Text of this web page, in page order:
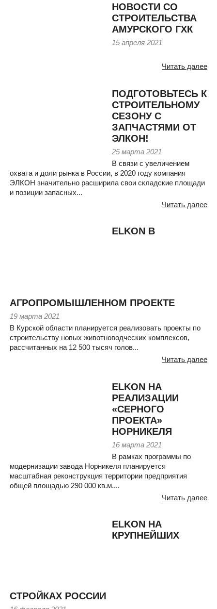
НОВОСТИ СО
СТРОИТЕЛЬСТВА
АМУРСКОГО ГХК
15 апреля 2021
Читать далее
ПОДГОТОВЬТЕСЬ К
СТРОИТЕЛЬНОМУ
СЕЗОНУ С
ЗАПЧАСТЯМИ ОТ
ЭЛКОН!
25 марта 2021
В связи с увеличением
охвата и доли рынка в России, в 2020 году компания
ЭЛКОН значительно расширила свои складские площади
и позиции запасных...
Читать далее
ELKON В
АГРОПРОМЫШЛЕННОМ ПРОЕКТЕ
19 марта 2021
В Курской области планируется реализовать проекты по
строительству новых животноводческих комплексов,
рассчитанных на 12 500 тысяч голов...
Читать далее
ELKON НА
РЕАЛИЗАЦИИ
«СЕРНОГО
ПРОЕКТА»
НОРНИКЕЛЯ
16 марта 2021
В рамках программы по
модернизации завода Норникеля планируется
масштабная реконструкция территории предприятия
общей площадью 290 000 кв.м....
Читать далее
ELKON НА
КРУПНЕЙШИХ
СТРОЙКАХ РОССИИ